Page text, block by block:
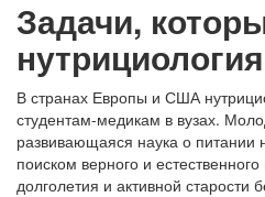
Задачи,
нутрициология
В странах Европы и США
студентам-медикам в вузах.
развивающаяся наука о питании
поиском верного и
долголетия и активной старости